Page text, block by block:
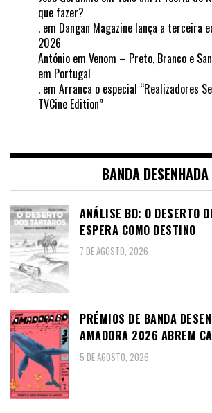
que fazer?
. em Dangan Magazine lança a terceira
2026
António em Venom – Preto, Branco e
em Portugal
. em Arranca o especial “Realizadores
TVCine Edition”
BANDA DESENHADA
ANÁLISE BD: O DESERTO
ESPERA COMO DESTINO
7 DE AGOSTO, 2026
PRÉMIOS DE BANDA
AMADORA 2026 ABREM
5 DE AGOSTO, 2026